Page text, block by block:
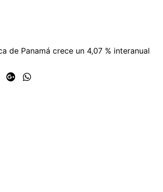
de Panamá crece un 4,07 % interanual